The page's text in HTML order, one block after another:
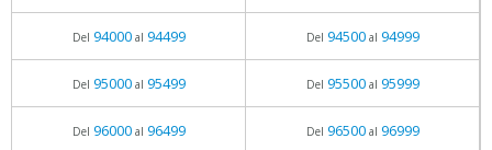
Del 94000al 94499 Del 94500al 94999
Del 95000al 95499 Del 95500al 95999
Del 96000al 96499 Del 96500al 96999